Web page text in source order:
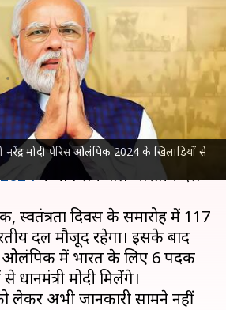
नरेंद्र मोदी पेरिस ओलंपिक 2024 के खिलाड़ियों से
में भाग लेने वाले
से मिलेंगे
12:05 pm
दिवस (15 अगस्त) के अवसर
में भाग लेने वाले भारतीय दल
स्वतंत्रता दिवस के समारोह में 117
दल मौजूद रहेगा। इसके बाद
ओलंपिक में भारत के लिए 6 पदक
मोदी मिलेंगे।
लेकर अभी जानकारी सामने नहीं